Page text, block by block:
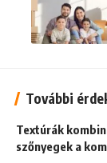
További
Textúrák
szőnyegek a